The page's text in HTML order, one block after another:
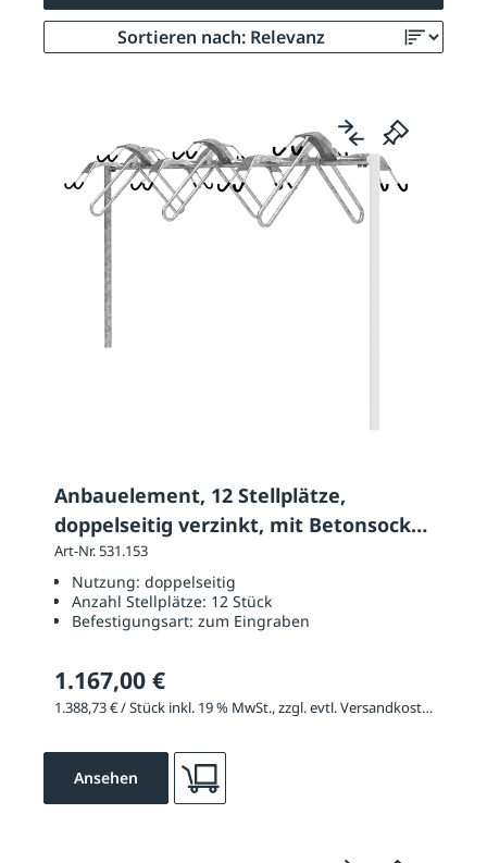
Anbauelement, 12 Stellplätze,
doppelseitig verzinkt, mit Betonsockel
zum Eingraben
Art-Nr. 531.153
Nutzung: doppelseitig
Anzahl Stellplätze: 12 Stück
Befestigungsart: zum Eingraben
1.167,00 €
1.388,73 € / Stück inkl. 19 % MwSt., zzgl. evtl. Versandkosten
Ansehen